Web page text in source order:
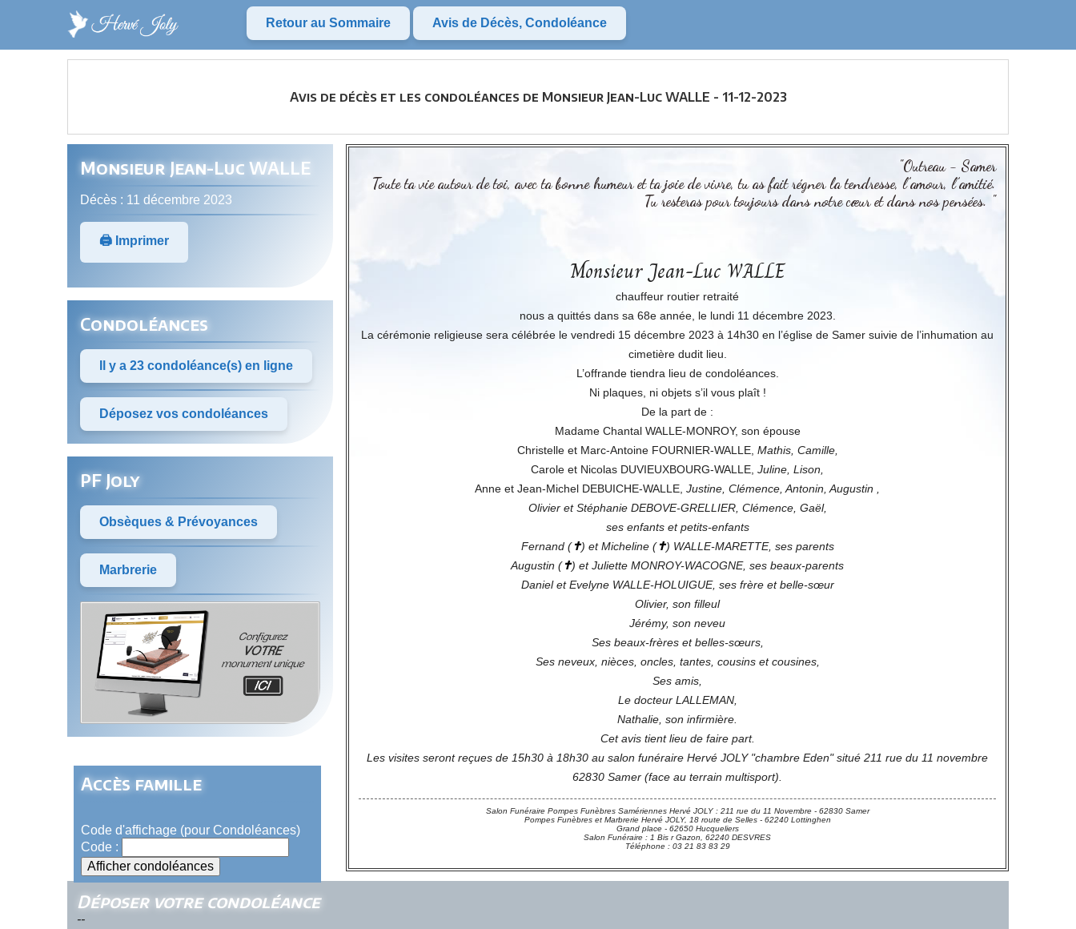
Retour au Sommaire Avis de Décès, Condoléance
Avis de décès et les condoléances de Monsieur Jean-Luc WALLE - 11-12-2023
Monsieur Jean-Luc WALLE
Décès : 11 décembre 2023
🖨️ Imprimer
Condoléances
Il y a 23 condoléance(s) en ligne
Déposez vos condoléances
PF Joly
Obsèques & Prévoyances
Marbrerie
Accès famille
Code d'affichage (pour Condoléances)
Code :
"Outreau - Samer
Toute ta vie autour de toi, avec ta bonne humeur et ta joie de vivre, tu as fait régner la tendresse, l’amour, l’amitié.
Tu resteras pour toujours dans notre cœur et dans nos pensées. "
Monsieur Jean-Luc WALLE
chauffeur routier retraité
nous a quittés dans sa 68e année, le lundi 11 décembre 2023.
La cérémonie religieuse sera célébrée le vendredi 15 décembre 2023 à 14h30 en l’église de Samer suivie de l’inhumation au
cimetière dudit lieu.
L’offrande tiendra lieu de condoléances.
Ni plaques, ni objets s’il vous plaît !
De la part de :
Madame Chantal WALLE-MONROY, son épouse
Christelle et Marc-Antoine FOURNIER-WALLE, Mathis, Camille,
Carole et Nicolas DUVIEUXBOURG-WALLE, Juline, Lison,
Anne et Jean-Michel DEBUICHE-WALLE, Justine, Clémence, Antonin, Augustin
Olivier et Stéphanie DEBOVE-GRELLIER, Clémence, Gaël,
ses enfants et petits-enfants
Fernand (✝) et Micheline (✝) WALLE-MARETTE, ses parents
Augustin (✝) et Juliette MONROY-WACOGNE, ses beaux-parents
Daniel et Evelyne WALLE-HOLUIGUE, ses frère et belle-sœur
Olivier, son filleul
Jérémy, son neveu
Ses beaux-frères et belles-sœurs,
Ses neveux, nièces, oncles, tantes, cousins et cousines,
Ses amis,
Le docteur LALLEMAN,
Nathalie, son infirmière.
Cet avis tient lieu de faire part.
Les visites seront reçues de 15h30 à 18h30 au salon funéraire Hervé JOLY "chambre Eden" situé 211 rue du 11 novembre
62830 Samer (face au terrain multisport).
Salon Funéraire Pompes Funèbres Samériennes Hervé JOLY : 211 rue du 11 Novembre - 62830 Samer
Pompes Funèbres et Marbrerie Hervé JOLY, 18 route de Selles - 62240 Lottinghen
Grand place - 62650 Hucqueliers
Salon Funéraire : 1 Bis r Gazon, 62240 DESVRES
Téléphone : 03 21 83 83 29
Déposer votre condoléance
--